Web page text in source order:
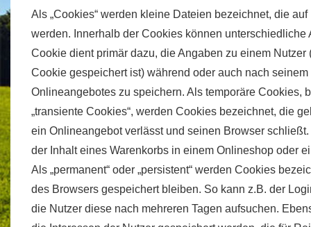
Als „Cookies“ werden kleine Dateien bezeichnet, die
werden. Innerhalb der Cookies können
Cookie dient primär dazu, die Angaben zu einem Nutzer
Cookie gespeichert ist) während oder auch nach
Onlineangebotes zu speichern. Als temporäre Cookies,
„transiente Cookies“, werden Cookies bezeichnet, die
ein Onlineangebot verlässt und seinen Browser
der Inhalt eines Warenkorbs in einem Onlineshop oder
Als „permanent“ oder „persistent“ werden Cookies
des Browsers gespeichert bleiben. So kann z.B. der
die Nutzer diese nach mehreren Tagen aufsuchen.